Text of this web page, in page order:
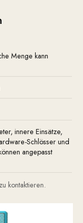
Menge kann
innere Einsätze,
Schlösser und
angepasst
kontaktieren.